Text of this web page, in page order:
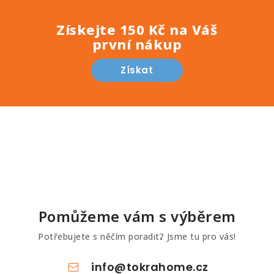
Získejte 150 Kč na Váš
první nákup
Získat
Pomůžeme vám s výběrem
Potřebujete s něčím poradit? Jsme tu pro vás!
info@tokrahome.cz